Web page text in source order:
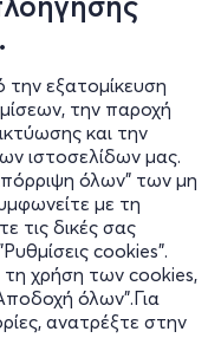
εξατομίκευση
την παροχή
και την
ιστοσελίδων μας.
όλων" των μη
με τη
τις δικές σας
cookies".
τη χρήση των cookies,
όλων".Για
ανατρέξτε στην